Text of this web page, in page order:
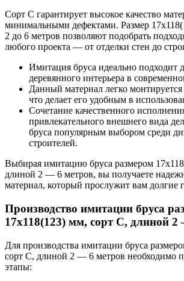
Сорт C гарантирует высокое качество
минимальными дефектами. Размер
2 до 6 метров позволяют подобрать
любого проекта — от отделки стен до
Имитация бруса идеально подходит
деревянного интерьера в
Данный материал легко монтируется
что делает его удобным в
Сочетание качественного
привлекательного внешнего вида
бруса популярным выбором среди
строителей.
Выбирая имитацию бруса размером
длиной 2 — 6 метров, вы получаете
материал, который прослужит вам долгие
Производство имитации бруса
17х118(123) мм, сорт C, длиной
Для производства имитации бруса
сорт C, длиной 2 — 6 метров необходимо
этапы: